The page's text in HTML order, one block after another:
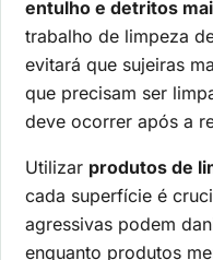
entulho e detritos
trabalho de limpeza
evitará que sujeiras
que precisam ser
deve ocorrer após a
Utilizar produtos de
cada superfície é
agressivas podem
enquanto produtos